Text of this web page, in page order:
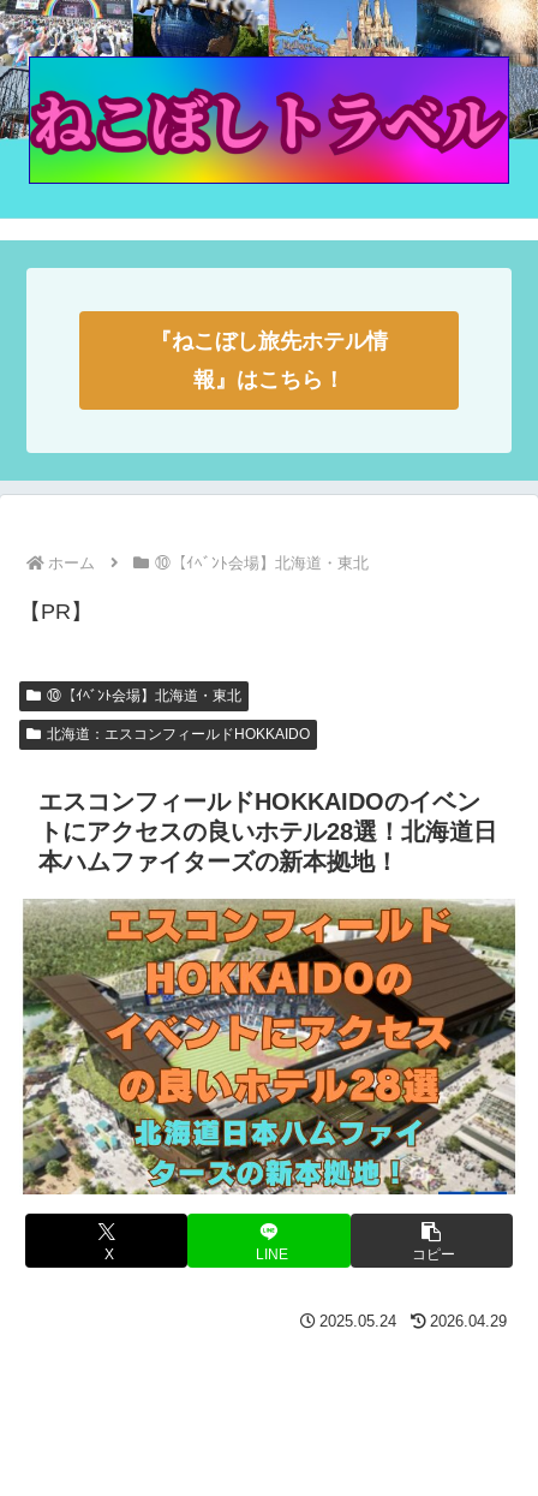
『ねこぼし旅先ホテル情
報』はこちら！
ホーム ⑩【ｲﾍﾞﾝﾄ会場】北海道・東北
【PR】
⑩【ｲﾍﾞﾝﾄ会場】北海道・東北
北海道：エスコンフィールドHOKKAIDO
エスコンフィールドHOKKAIDOのイベン
トにアクセスの良いホテル28選！北海道日
本ハムファイターズの新本拠地！
X LINE コピー
2025.05.24 2026.04.29